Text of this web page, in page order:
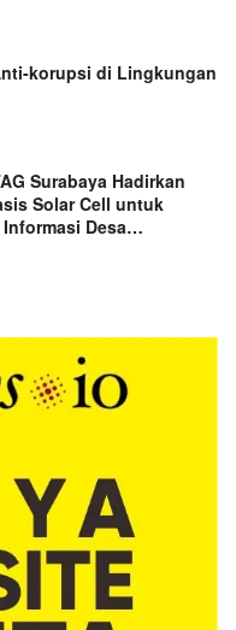
korupsi di Lingkungan
Surabaya Hadirkan
Solar Cell untuk
Desa